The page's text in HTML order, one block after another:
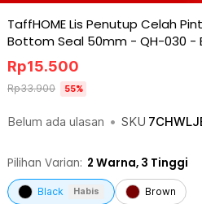
TaffHOME Lis Penutup Celah
Bottom Seal 50mm - QH-030 -
Belum ada ulasan • SKU
Rp15.500
Rp33.900 55%
Pilihan Varian: 2 Warna, 3 Tinggi
Black Habis Brown